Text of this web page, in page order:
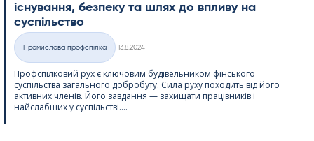
існування, безпеку та шлях до впливу на
суспільство
Категорії
Промислова профспілка
13.8.2024
Профспілковий рух є ключовим будівельником фінського
суспільства загального добробуту. Сила руху походить від його
активних членів. Його завдання — захищати працівників і
найслабших у суспільстві....